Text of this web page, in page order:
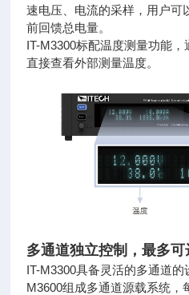
速电压、电流的采样，用户可
前回馈总电量。
IT-M3300标配温度测量功能
直接查看外部测量温度。
多通道独立控制，最多
IT-M3300具备灵活的多通道
M3600组成多通道源载系统，